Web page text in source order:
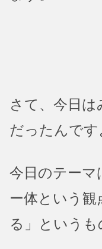
さて、今日は
だったんです
今日のテーマ
ー体という観
る」というも